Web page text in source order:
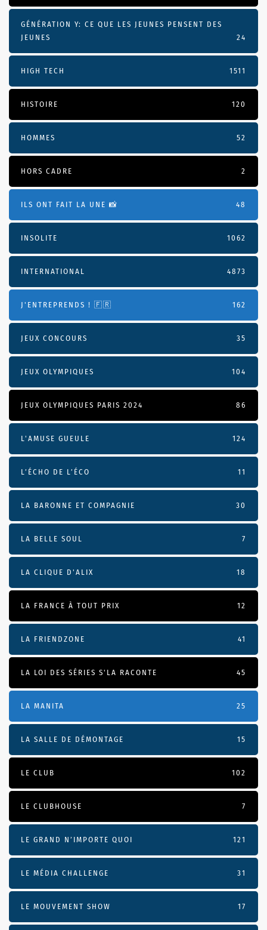
GÉNÉRATION Y: CE QUE LES JEUNES PENSENT DES
JEUNES
24
HIGH TECH 1511
HISTOIRE 120
HOMMES 52
HORS CADRE 2
ILS ONT FAIT LA UNE 📸 48
INSOLITE 1062
INTERNATIONAL 4873
J'ENTREPRENDS ! 🇫🇷 162
JEUX CONCOURS 35
JEUX OLYMPIQUES 104
JEUX OLYMPIQUES PARIS 2024 86
L'AMUSE GUEULE 124
L’ÉCHO DE L’ÉCO 11
LA BARONNE ET COMPAGNIE 30
LA BELLE SOUL 7
LA CLIQUE D'ALIX 18
LA FRANCE À TOUT PRIX 12
LA FRIENDZONE 41
LA LOI DES SÉRIES S'LA RACONTE 45
LA MANITA 25
LA SALLE DE DÉMONTAGE 15
LE CLUB 102
LE CLUBHOUSE 7
LE GRAND N’IMPORTE QUOI 121
LE MÉDIA CHALLENGE 31
LE MOUVEMENT SHOW 17